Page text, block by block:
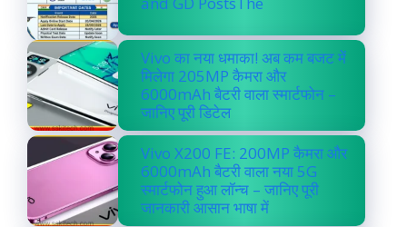
Vivo का नया धमाका! अब कम बजट में
मिलेगा 205MP कैमरा और
6000mAh बैटरी वाला स्मार्टफोन –
जानिए पूरी डिटेल
Vivo X200 FE: 200MP कैमरा और
6000mAh बैटरी वाला नया 5G
स्मार्टफोन हुआ लॉन्च – जानिए पूरी
जानकारी आसान भाषा में